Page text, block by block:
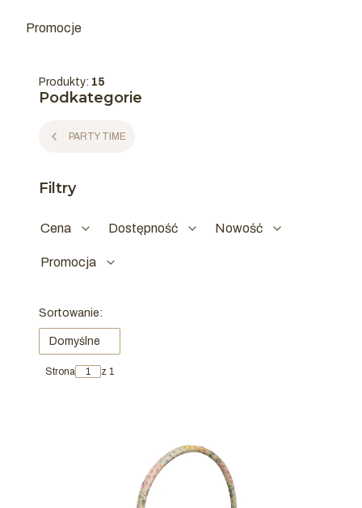
Promocje
Produkty: 15
Podkategorie
PARTY TIME
Filtry
Cena Dostępność Nowość
Promocja
Lista produktów
Sortowanie:
Domyślne
Strona z 1